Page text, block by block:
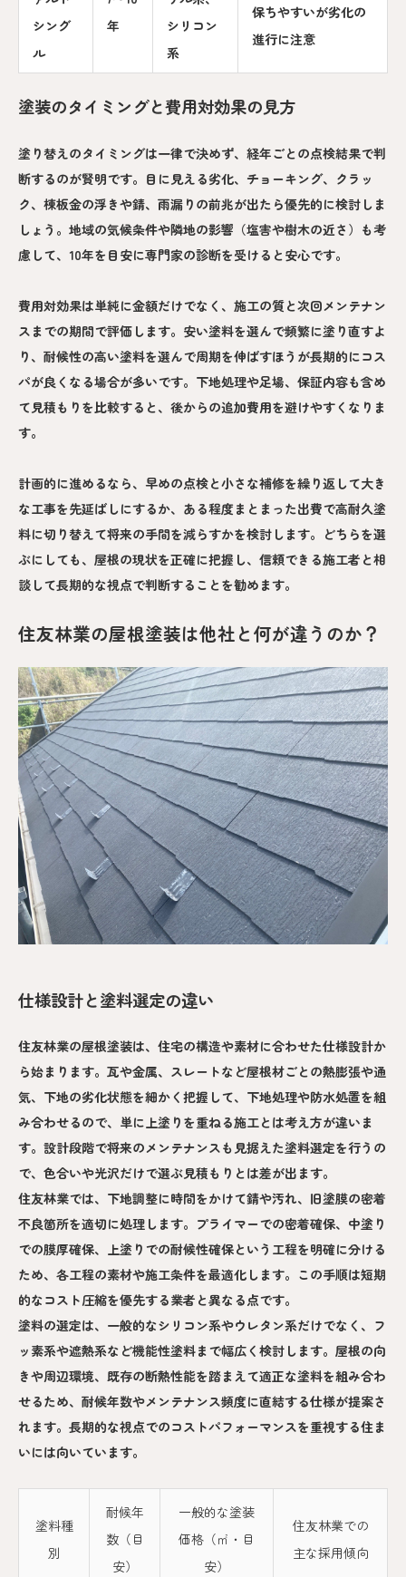
シング
ル
年
シリコン
系
保ちやすいが劣化の
進行に注意
塗装のタイミングと費用対効果の見方
塗り替えのタイミングは一律で決めず、経年ごとの点検結果で判
断するのが賢明です。目に見える劣化、チョーキング、クラッ
ク、棟板金の浮きや錆、雨漏りの前兆が出たら優先的に検討しま
しょう。地域の気候条件や隣地の影響（塩害や樹木の近さ）も考
慮して、10年を目安に専門家の診断を受けると安心です。
費用対効果は単純に金額だけでなく、施工の質と次回メンテナン
スまでの期間で評価します。安い塗料を選んで頻繁に塗り直すよ
り、耐候性の高い塗料を選んで周期を伸ばすほうが長期的にコス
パが良くなる場合が多いです。下地処理や足場、保証内容も含め
て見積もりを比較すると、後からの追加費用を避けやすくなりま
す。
計画的に進めるなら、早めの点検と小さな補修を繰り返して大き
な工事を先延ばしにするか、ある程度まとまった出費で高耐久塗
料に切り替えて将来の手間を減らすかを検討します。どちらを選
ぶにしても、屋根の現状を正確に把握し、信頼できる施工者と相
談して長期的な視点で判断することを勧めます。
住友林業の屋根塗装は他社と何が違うのか？
仕様設計と塗料選定の違い
住友林業の屋根塗装は、住宅の構造や素材に合わせた仕様設計か
ら始まります。瓦や金属、スレートなど屋根材ごとの熱膨張や通
気、下地の劣化状態を細かく把握して、下地処理や防水処置を組
み合わせるので、単に上塗りを重ねる施工とは考え方が違いま
す。設計段階で将来のメンテナンスも見据えた塗料選定を行うの
で、色合いや光沢だけで選ぶ見積もりとは差が出ます。
住友林業では、下地調整に時間をかけて錆や汚れ、旧塗膜の密着
不良箇所を適切に処理します。プライマーでの密着確保、中塗り
での膜厚確保、上塗りでの耐候性確保という工程を明確に分ける
ため、各工程の素材や施工条件を最適化します。この手順は短期
的なコスト圧縮を優先する業者と異なる点です。
塗料の選定は、一般的なシリコン系やウレタン系だけでなく、フ
ッ素系や遮熱系など機能性塗料まで幅広く検討します。屋根の向
きや周辺環境、既存の断熱性能を踏まえて適正な塗料を組み合わ
せるため、耐候年数やメンテナンス頻度に直結する仕様が提案さ
れます。長期的な視点でのコストパフォーマンスを重視する住ま
いには向いています。
塗料種
別
耐候年
数（目
安）
一般的な塗装
価格（㎡・目
安）
住友林業での
主な採用傾向